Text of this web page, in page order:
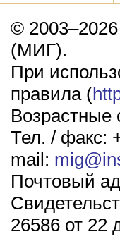
©
(МИГ).
При
правила (
Возрастные
Тел. / факс:
mail:
Почтовый
26586 от 22